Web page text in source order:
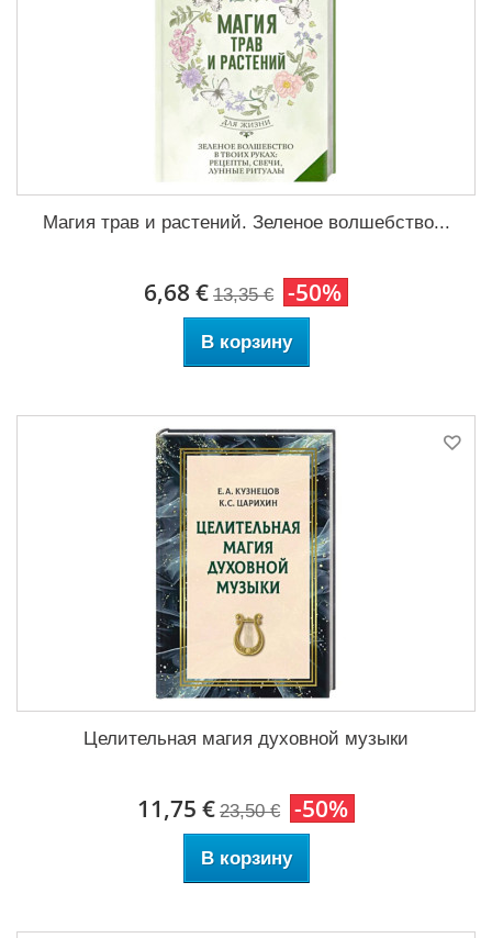
Магия трав и растений. Зеленое волшебство...
6,68 € 13,35 € -50%
В корзину
Целительная магия духовной музыки
11,75 € 23,50 € -50%
В корзину